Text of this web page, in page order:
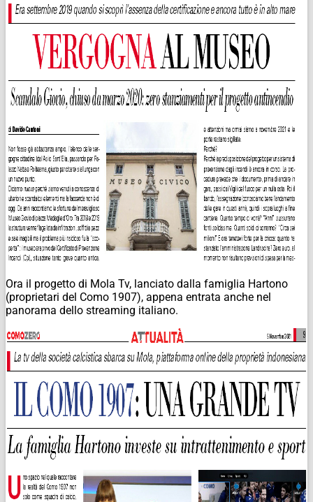
Ora il progetto di Mola Tv, lanciato dalla famiglia Hartono
(proprietari del Como 1907), appena entrata anche nel
panorama dello streaming italiano.